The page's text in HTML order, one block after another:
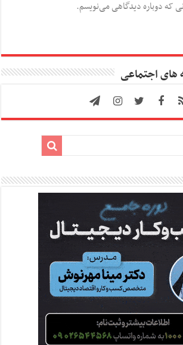
که دوباره دیدگاهی می‌نویسم.
اجتماعی